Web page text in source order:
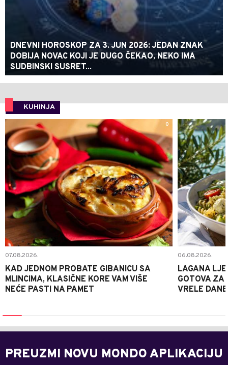
DNEVNI HOROSKOP ZA 3. JUN 2026: JEDAN ZNAK
DOBIJA NOVAC KOJI JE DUGO ČEKAO, NEKO IMA
SUDBINSKI SUSRET...
KUHINJA
0
07.08.2026.
KAD JEDNOM PROBATE GIBANICU SA
MLINCIMA, KLASIČNE KORE VAM VIŠE
NEĆE PASTI NA PAMET
06.08.2026.
LAGANA
GOTOVA ZA
VRELE DANE
PREUZMI NOVU MONDO APLIKACIJU